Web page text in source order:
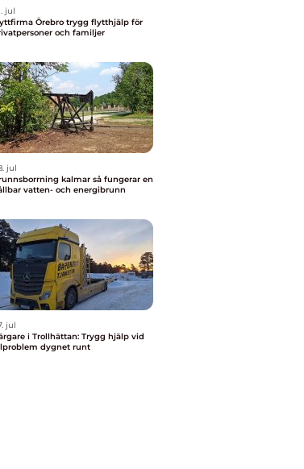
jul
Örebro trygg flytthjälp för
och familjer
jul
kalmar så fungerar en
vatten- och energibrunn
jul
i Trollhättan: Trygg hjälp vid
dygnet runt